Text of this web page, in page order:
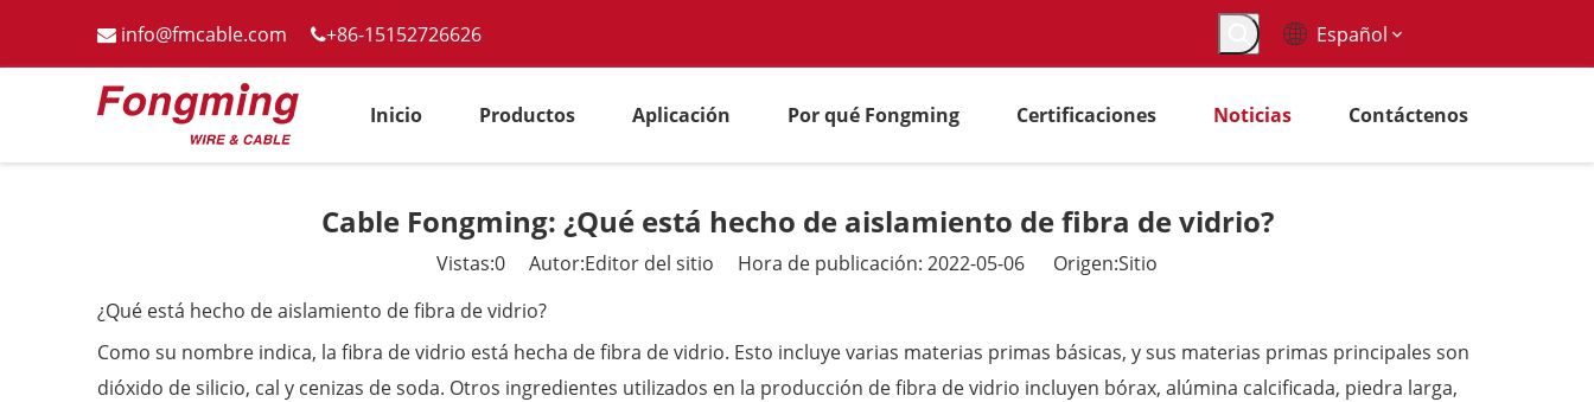
 info@fmcable.com +86-15152726626 Español
Inicio Productos Aplicación Por qué Fongming Certificaciones Noticias Contáctenos
Cable Fongming: ¿Qué está hecho de aislamiento de fibra de vidrio?
Vistas:0 Autor:Editor del sitio Hora de publicación: 2022-05-06 Origen:Sitio
¿Qué está hecho de aislamiento de fibra de vidrio?
Como su nombre indica, la fibra de vidrio está hecha de fibra de vidrio. Esto incluye varias materias primas básicas, y sus materias primas principales son
dióxido de silicio, cal y cenizas de soda. Otros ingredientes utilizados en la producción de fibra de vidrio incluyen bórax, alúmina calcificada, piedra larga,